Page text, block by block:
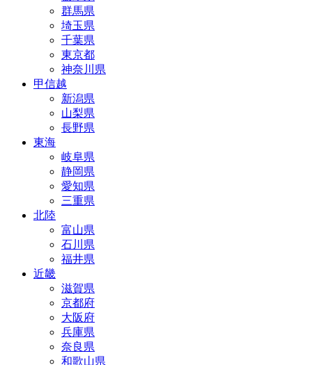
群馬県
埼玉県
千葉県
東京都
神奈川県
甲信越
新潟県
山梨県
長野県
東海
岐阜県
静岡県
愛知県
三重県
北陸
富山県
石川県
福井県
近畿
滋賀県
京都府
大阪府
兵庫県
奈良県
和歌山県